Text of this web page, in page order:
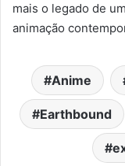
mais o legado de
animação
Anime
Earthbound